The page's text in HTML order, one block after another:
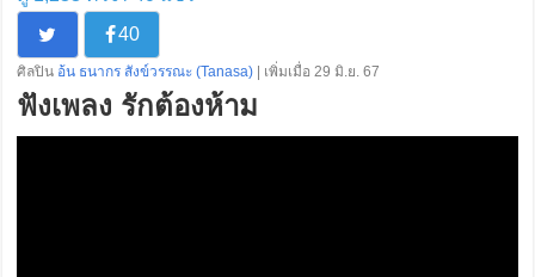
40
ศิลปิน อ้น ธนากร สังข์วรรณะ (Tanasa) | เพิ่มเมื่อ 29 มิ.ย. 67
ฟังเพลง รักต้องห้าม